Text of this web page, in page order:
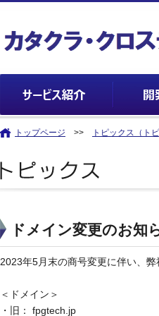
トップページ >> トピックス（ト
ドメイン変更のお知
2023年5月末の商号変更に伴い、
＜ドメイン＞
・旧： fpgtech.jp